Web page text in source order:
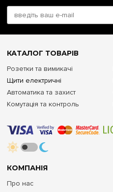
КОМПАНІЯ
Про нас
КАТАЛОГ ТОВАРІВ
Розетки та вимикачі
Щити електричні
Автоматика та захист
Комутація та контроль